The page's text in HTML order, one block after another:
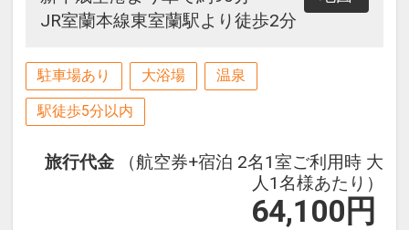
JR室蘭本線東室蘭駅より徒歩2分
駐車場あり 大浴場 温泉
駅徒歩5分以内
旅行代金
（航空券+宿泊 2名1室ご利用時 大
人1名様あたり）
64,100 円